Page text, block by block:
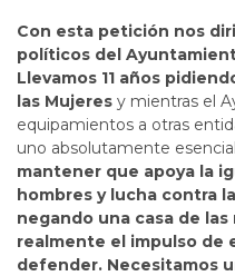
Con esta petición nos
políticos del
Llevamos 11 años
las Mujeres y mientras el
equipamientos a otras
uno absolutamente
mantener que apoya la
hombres y lucha contra
negando una casa de
realmente el impulso de
defender. Necesitamos